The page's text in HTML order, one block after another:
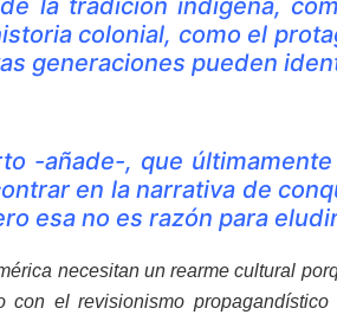
la tradición indígena,
colonial, como el
generaciones pueden
-añade-, que
en la narrativa de
esa no es razón para
necesitan un rearme cultural
con el revisionismo